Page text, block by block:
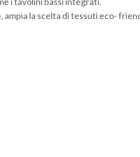
, ampia la scelta di tessuti eco-